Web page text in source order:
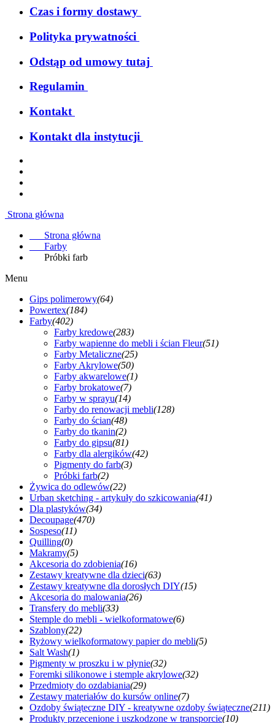
Czas i formy dostawy
Polityka prywatności
Odstąp od umowy tutaj
Regulamin
Kontakt
Kontakt dla instytucji
Strona główna
Strona główna
Farby
Próbki farb
Menu
Gips polimerowy(64)
Powertex(184)
Farby(402)
Farby kredowe(283)
Farby wapienne do mebli i ścian Fleur(51)
Farby Metaliczne(25)
Farby Akrylowe(50)
Farby akwarelowe(1)
Farby brokatowe(7)
Farby w sprayu(14)
Farby do renowacji mebli(128)
Farby do ścian(48)
Farby do tkanin(2)
Farby do gipsu(81)
Farby dla alergików(42)
Pigmenty do farb(3)
Próbki farb(2)
Żywica do odlewów(22)
Urban sketching - artykuły do szkicowania(41)
Dla plastyków(34)
Decoupage(470)
Sospeso(11)
Quilling(0)
Makramy(5)
Akcesoria do zdobienia(16)
Zestawy kreatywne dla dzieci(63)
Zestawy kreatywne dla dorosłych DIY(15)
Akcesoria do malowania(26)
Transfery do mebli(33)
Stemple do mebli - wielkoformatowe(6)
Szablony(22)
Ryżowy wielkoformatowy papier do mebli(5)
Salt Wash(1)
Pigmenty w proszku i w płynie(32)
Foremki silikonowe i stemple akrylowe(32)
Przedmioty do ozdabiania(29)
Zestawy materiałów do kursów online(7)
Ozdoby świąteczne DIY - kreatywne ozdoby świąteczne(211)
Produkty przecenione i uszkodzone w transporcie(10)